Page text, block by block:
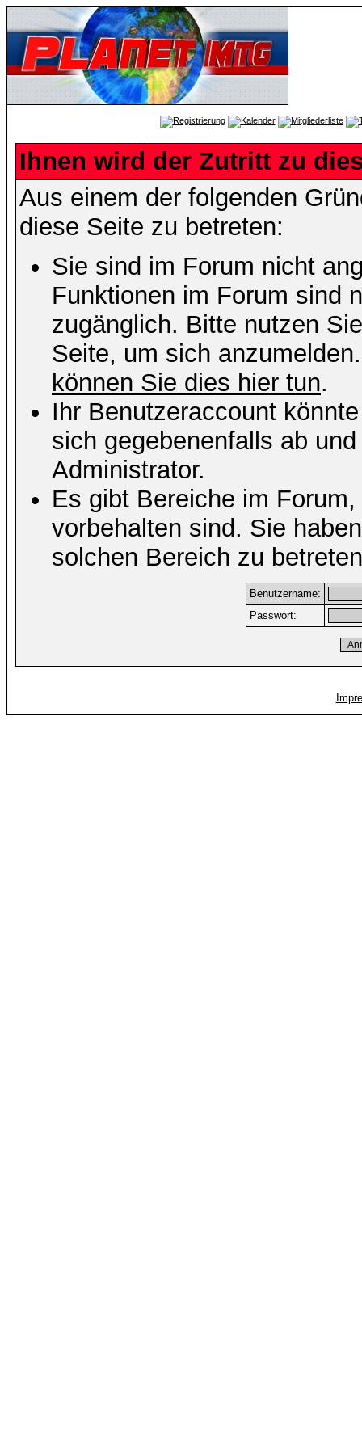
Ihnen wird der Zutritt zu
Aus einem der folgenden
diese Seite zu betreten:
Sie sind im Forum nicht
Funktionen im Forum sind
zugänglich. Bitte nutzen
Seite, um sich
können Sie dies hier tun.
Ihr Benutzeraccount
sich gegebenenfalls ab
Administrator.
Es gibt Bereiche im
vorbehalten sind. Sie
solchen Bereich zu
Benutzername:
Passwort: